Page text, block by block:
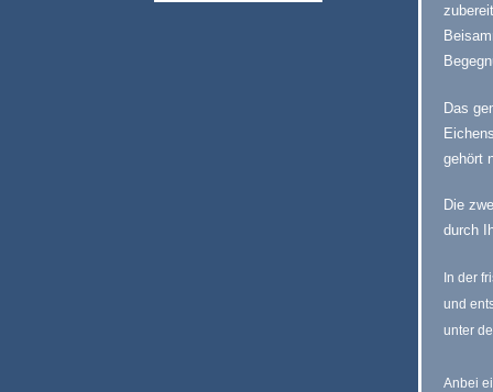
Das
gehört
Die
durch
In der
und
unter
Anbei